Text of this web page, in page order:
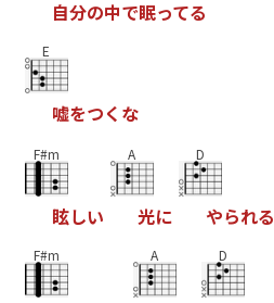
自分の中で眠ってる
E
嘘をつく な
F#m
眩しい
A
光に
D
やられる
F#m A D